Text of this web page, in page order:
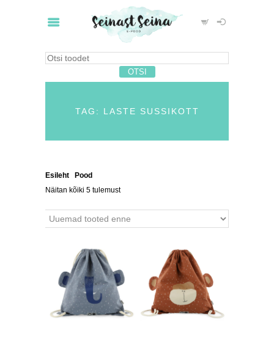
TAG: LASTE SUSSIKOTT
Esileht Pood
Näitan kõiki 5 tulemust